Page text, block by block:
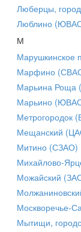
Люберцы,
Люблино
М
Марушкинское
Марфино
Марьина Роща
Марьино
Метрогородок
Мещанский
Митино (СЗАО)
Михайлово-
Можайский
Москворечье-
Мытищи,